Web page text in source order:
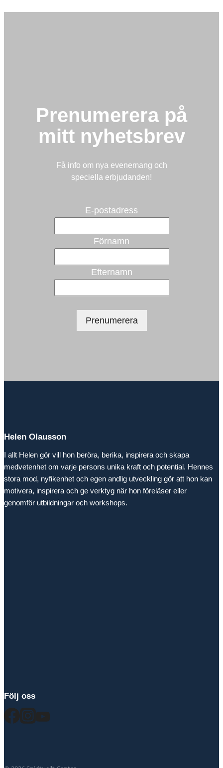
Prenumerera på
mitt nyhetsbrev
Få info om nya evenemang och
speciella erbjudanden!
E-postadress
Förnamn
Efternamn
Helen Olausson
I allt Helen gör vill hon beröra, berika, inspirera och skapa
medvetenhet om varje persons unika kraft och potential. Hennes
stora mod, nyfikenhet och egen andlig utveckling gör att hon kan
motivera, inspirera och ge verktyg när hon föreläser eller
genomför utbildningar och workshops.
Följ oss